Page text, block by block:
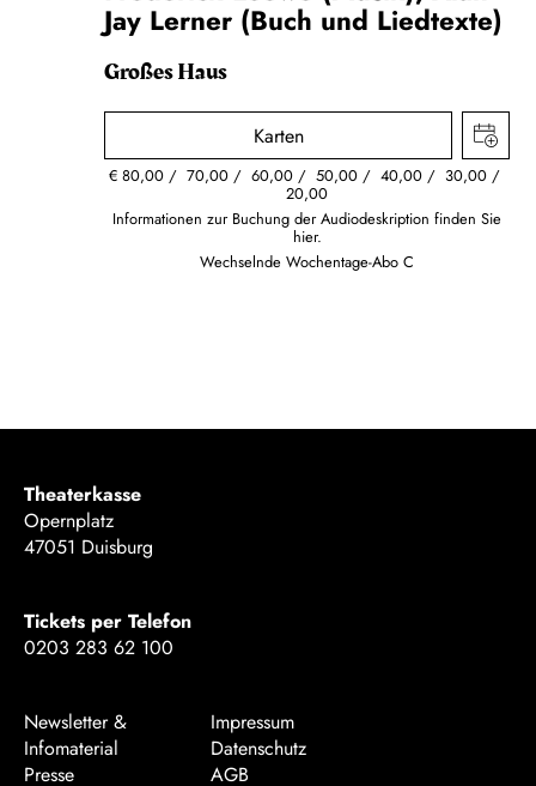
Jay Lerner (Buch und Liedtexte)
Großes Haus
Karten
€80,00 70,00 60,00 50,00 40,00 30,00
20,00
Informationen zur Buchung der Audiodeskription finden Sie
hier.
Wechselnde Wochentage-Abo C
Theaterkasse
Opernplatz
47051 Duisburg
Tickets per Telefon
0203 283 62 100
Newsletter &
Infomaterial
Presse
Impressum
Datenschutz
AGB